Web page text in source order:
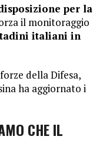
per la
il monitoraggio
italiani in
della Difesa,
ha aggiornato i
CHE IL